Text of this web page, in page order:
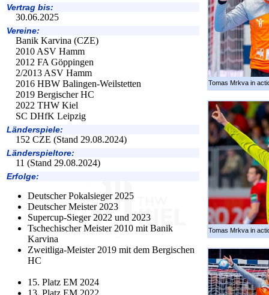
Vertrag bis:
30.06.2025
Vereine:
Banik Karvina (CZE)
2010 ASV Hamm
2012 FA Göppingen
2/2013 ASV Hamm
2016 HBW Balingen-Weilstetten
2019 Bergischer HC
2022 THW Kiel
SC DHfK Leipzig
Länderspiele:
152 CZE (Stand 29.08.2024)
Länderspieltore:
11 (Stand 29.08.2024)
Erfolge:
Deutscher Pokalsieger 2025
Deutscher Meister 2023
Supercup-Sieger 2022 und 2023
Tschechischer Meister 2010 mit Banik
Karvina
Zweitliga-Meister 2019 mit dem Bergischen
HC
15. Platz EM 2024
Tomas Mrkva in
Tomas Mrkva in